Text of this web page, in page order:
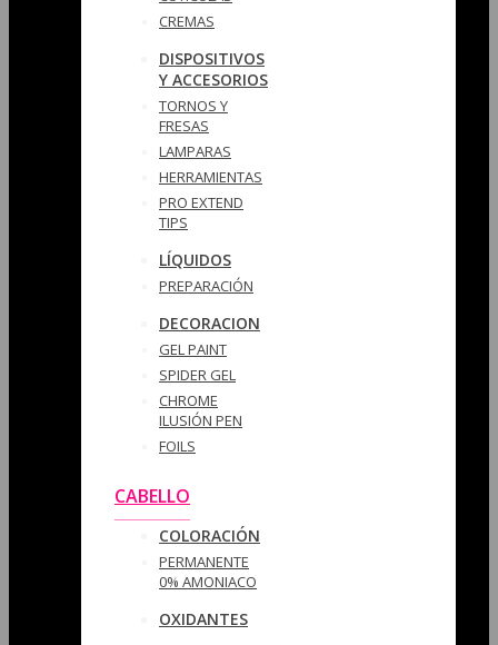
CREMAS
DISPOSITIVOS
Y ACCESORIOS
TORNOS Y
FRESAS
LAMPARAS
HERRAMIENTAS
PRO EXTEND
TIPS
LÍQUIDOS
PREPARACIÓN
DECORACION
GEL PAINT
SPIDER GEL
CHROME
ILUSIÓN PEN
FOILS
CABELLO
COLORACIÓN
PERMANENTE
0% AMONIACO
OXIDANTES